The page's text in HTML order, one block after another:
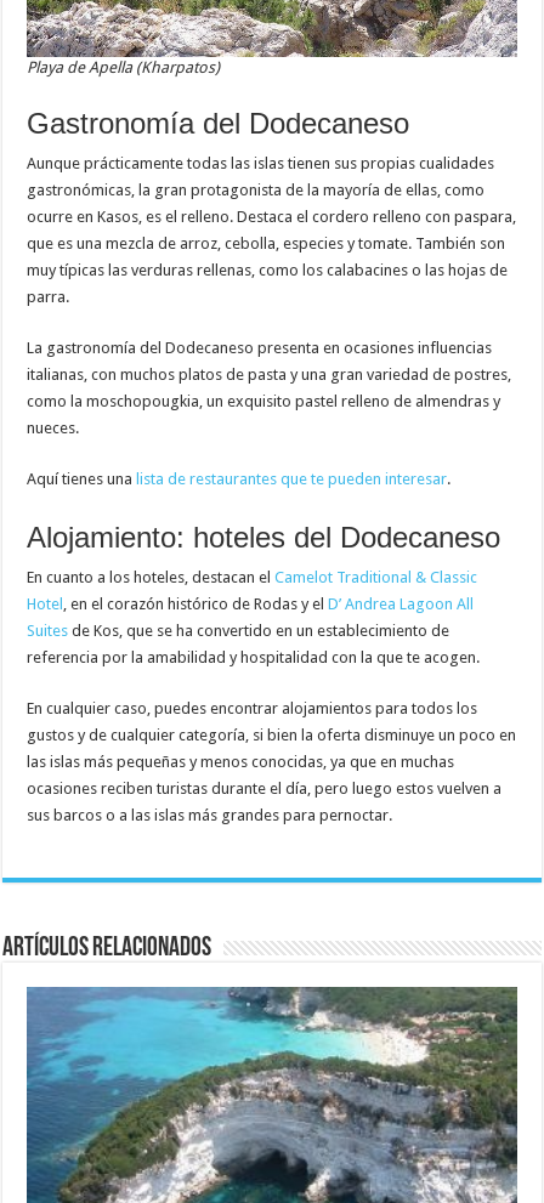
Playa de Apella (Kharpatos)
Gastronomía del Dodecaneso
Aunque prácticamente todas las islas tienen sus propias cualidades
gastronómicas, la gran protagonista de la mayoría de ellas, como
ocurre en Kasos, es el relleno. Destaca el cordero relleno con paspara,
que es una mezcla de arroz, cebolla, especies y tomate. También son
muy típicas las verduras rellenas, como los calabacines o las hojas de
parra.
La gastronomía del Dodecaneso presenta en ocasiones influencias
italianas, con muchos platos de pasta y una gran variedad de postres,
como la moschopougkia, un exquisito pastel relleno de almendras y
nueces.
Aquí tienes una lista de restaurantes que te pueden interesar.
Alojamiento: hoteles del Dodecaneso
En cuanto a los hoteles, destacan elCamelot Traditional & Classic
Hotel , en el corazón histórico de Rodas y elD’ Andrea Lagoon All
Suites de Kos, que se ha convertido en un establecimiento de
referencia por la amabilidad y hospitalidad con la que te acogen.
En cualquier caso, puedes encontrar alojamientos para todos los
gustos y de cualquier categoría, si bien la oferta disminuye un poco en
las islas más pequeñas y menos conocidas, ya que en muchas
ocasiones reciben turistas durante el día, pero luego estos vuelven a
sus barcos o a las islas más grandes para pernoctar.
Artículos relacionados